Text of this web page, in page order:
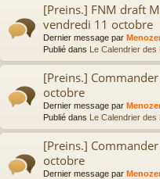
[Preins.] FNM draft
vendredi 11 octobre
Dernier message par
Publié dans Le Calendrier
[Preins.]
octobre
Dernier message par
Publié dans Le Calendrier
[Preins.]
octobre
Dernier message par